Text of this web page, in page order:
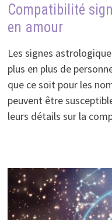
Compatibilité
en amour
Les signes
plus en plus de
que ce soit pour les
peuvent être
leurs détails sur la